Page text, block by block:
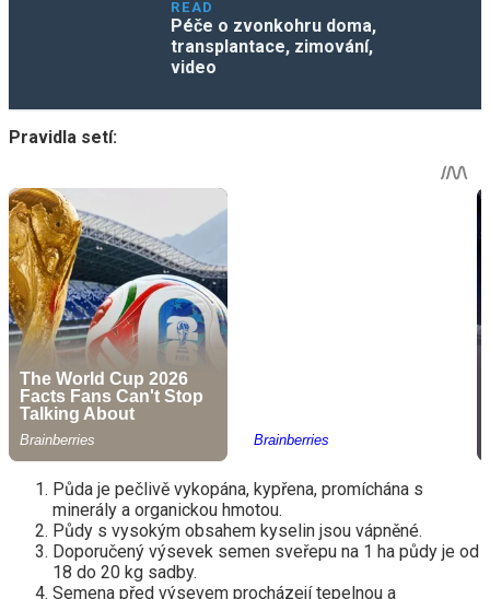
READ
Péče o zvonkohru doma,
transplantace, zimování,
video
Pravidla setí:
Půda je pečlivě vykopána, kypřena, promíchána s
minerály a organickou hmotou.
Půdy s vysokým obsahem kyselin jsou vápněné.
Doporučený výsevek semen sveřepu na 1 ha půdy je od
18 do 20 kg sadby.
Semena před výsevem procházejí tepelnou a